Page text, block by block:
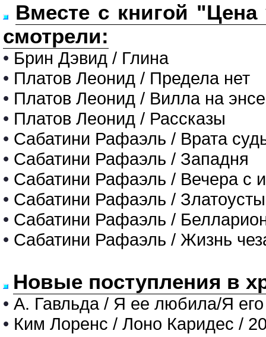
Вместе с книгой
смотрели:
• Брин Дэвид / Глина
• Платов Леонид / Предела нет
• Платов Леонид / Вилла на энсе
• Платов Леонид / Рассказы
• Сабатини Рафаэль / Врата
• Сабатини Рафаэль / Западня
• Сабатини Рафаэль / Вечера с
• Сабатини Рафаэль /
• Сабатини Рафаэль /
• Сабатини Рафаэль / Жизнь
Новые поступления в
• А. Гавльда / Я ее любила/Я
• Ким Лоренс / Лоно Каридес /